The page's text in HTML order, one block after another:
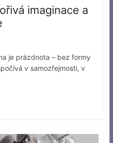
imaginace a
je prázdnota – bez formy
v samozřejmosti, v